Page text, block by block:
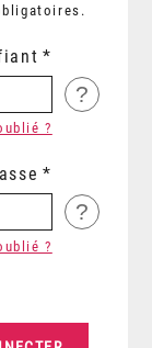
?
?
?
?